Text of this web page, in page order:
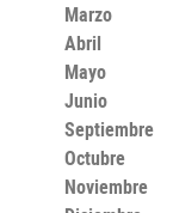
Marzo
Abril
Mayo
Junio
Septiembre
Octubre
Noviembre